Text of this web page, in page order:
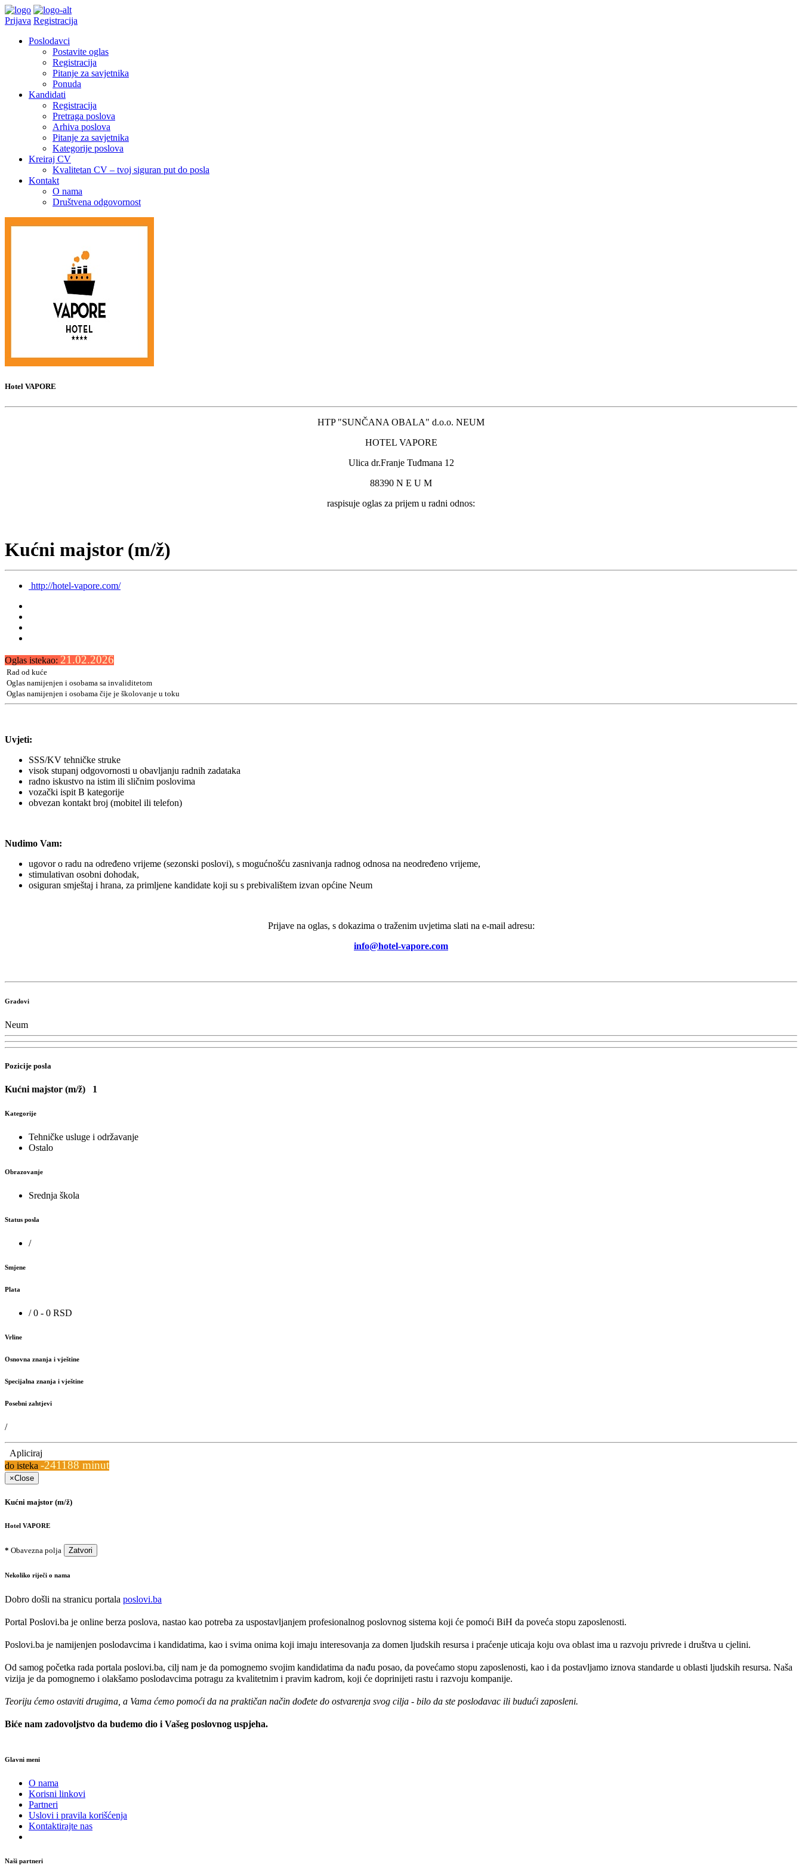
Prijava Registracija
Poslodavci
Postavite oglas
Registracija
Pitanje za savjetnika
Ponuda
Kandidati
Registracija
Pretraga poslova
Arhiva poslova
Pitanje za savjetnika
Kategorije poslova
Kreiraj CV
Kvalitetan CV – tvoj siguran put do posla
Kontakt
O nama
Društvena odgovornost
Hotel VAPORE
HTP "SUNČANA OBALA" d.o.o. NEUM
HOTEL VAPORE
Ulica dr.Franje Tuđmana 12
88390 N E U M
raspisuje oglas za prijem u radni odnos:
Kućni majstor (m/ž)
http://hotel-vapore.com/
Oglas istekao: 21.02.2026
Rad od kuće
Oglas namijenjen i osobama sa invaliditetom
Oglas namijenjen i osobama čije je školovanje u toku
Uvjeti:
SSS/KV tehničke struke
visok stupanj odgovornosti u obavljanju radnih zadataka
radno iskustvo na istim ili sličnim poslovima
vozački ispit B kategorije
obvezan kontakt broj (mobitel ili telefon)
Nudimo Vam:
ugovor o radu na određeno vrijeme (sezonski poslovi), s mogućnošću zasnivanja radnog odnosa na neodređeno vrijeme,
stimulativan osobni dohodak,
osiguran smještaj i hrana, za primljene kandidate koji su s prebivalištem izvan općine Neum
Prijave na oglas, s dokazima o traženim uvjetima slati na e-mail adresu:
info@hotel-vapore.com
Gradovi
Neum
Pozicije posla
Kućni majstor (m/ž) 1
Kategorije
Tehničke usluge i održavanje
Ostalo
Obrazovanje
Srednja škola
Status posla
/
Smjene
Plata
/ 0 - 0 RSD
Vrline
Osnovna znanja i vještine
Specijalna znanja i vještine
Posebni zahtjevi
/
Apliciraj
do isteka -241188 minut
×Close
Kućni majstor (m/ž)
Hotel VAPORE
* Obavezna polja Zatvori
Nekoliko riječi o nama
Dobro došli na stranicu portala poslovi.ba
Portal Poslovi.ba je online berza poslova, nastao kao potreba za uspostavljanjem profesionalnog poslovnog sistema koji će pomoći BiH da poveća stopu zaposlenosti.
Poslovi.ba je namijenjen poslodavcima i kandidatima, kao i svima onima koji imaju interesovanja za domen ljudskih resursa i praćenje uticaja koju ova oblast ima u razvoju privrede i društva u cjelini.
Od samog početka rada portala poslovi.ba, cilj nam je da pomognemo svojim kandidatima da nađu posao, da povećamo stopu zaposlenosti, kao i da postavljamo iznova standarde u oblasti ljudskih resursa. Naša
vizija je da pomognemo i olakšamo poslodavcima potragu za kvalitetnim i pravim kadrom, koji će doprinijeti rastu i razvoju kompanije.
Teoriju ćemo ostaviti drugima, a Vama ćemo pomoći da na praktičan način dođete do ostvarenja svog cilja - bilo da ste poslodavac ili budući zaposleni.
Biće nam zadovoljstvo da budemo dio i Vašeg poslovnog uspjeha.
Glavni meni
O nama
Korisni linkovi
Partneri
Uslovi i pravila korišćenja
Kontaktirajte nas
Naši partneri